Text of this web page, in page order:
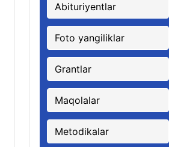
Abituriyentlar
Foto yangiliklar
Grantlar
Maqolalar
Metodikalar